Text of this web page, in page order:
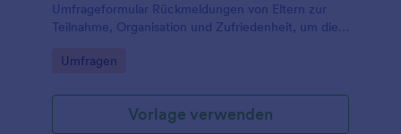
Umfrageformular Rückmeldungen von Eltern zur
Teilnahme, Organisation und Zufriedenheit, um die
und Verbesserungen gezielt zu planen.
Go to Category:
Umfragen
Vorlage verwenden